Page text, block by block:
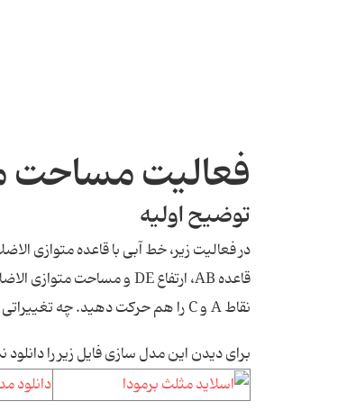
فعالیت مساحت
توضیح اولیه
قاعده AB، ارتفاع DE و مساحت متوازی الاضلاع رخ می دهد؟
نقاط A و C را هم حرکت دهید. چه تغییراتی در قاعده، ارتفاع و مساحت دیده می شود؟
برای دیدن این مدل سازی فایل زیر را دانلود
دانلود